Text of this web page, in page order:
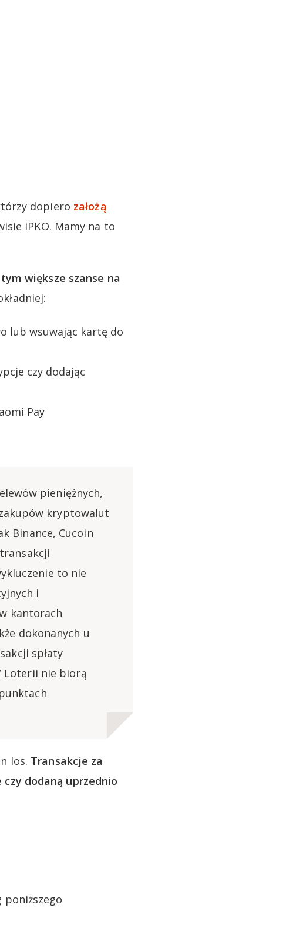
dopiero założą
iPKO. Mamy na to
większe szanse na
lub wsuwając kartę do
czy dodając
Pay
pieniężnych,
kryptowalut
Binance, Cucoin
to nie
i
kantorach
dokonanych u
spłaty
Loterii nie biorą
los. Transakcje za
dodaną uprzednio
poniższego